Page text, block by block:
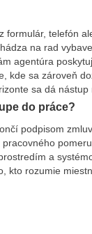
formulár, telefón
na rad
agentúra
kde sa zároveň
sa dá nástup
do práce?
podpisom
a
kto rozumie